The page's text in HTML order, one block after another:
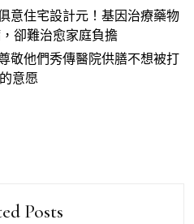
意住宅設計元！基因治療藥物
卻難治愈家庭負擔
敬他們秀傳醫院供膳不想被打
意愿
Posts